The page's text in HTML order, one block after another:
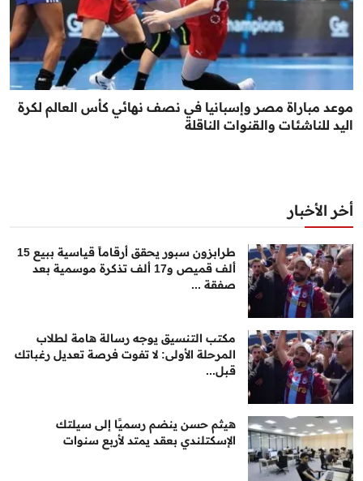
موعد مباراة مصر وإسبانيا في نصف نهائي كأس العالم لكرة
اليد للناشئات والقنوات الناقلة
أخر الأخبار
طرابزون سبور يحقق أرقاماً قياسية ببيع 15
ألف قميص و17 ألف تذكرة موسمية بعد
صفقة ...
مكتب التنسيق يوجه رسالة هامة لطلاب
المرحلة الأولى: لا تفوت فرصة تعديل رغباتك
قبل...
هيثم حسن ينضم رسميًا إلى سيلتك
الإسكتلندي بعقد يمتد لأربع سنوات